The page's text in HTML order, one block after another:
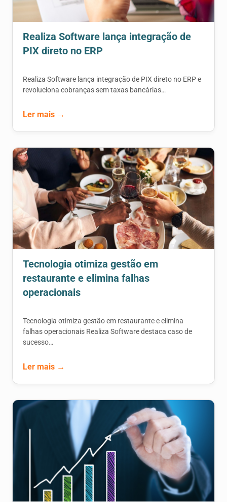
Realiza Software lança integração de
PIX direto no ERP
Realiza Software lança integração de PIX direto no ERP e
revoluciona cobranças sem taxas bancárias…
Ler mais →
Tecnologia otimiza gestão em
restaurante e elimina falhas
operacionais
Tecnologia otimiza gestão em restaurante e elimina
falhas operacionais Realiza Software destaca caso de
sucesso…
Ler mais →